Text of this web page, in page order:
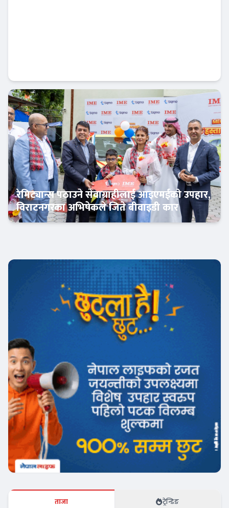
बैंक-वित्त
रेमिट्यान्स पठाउने सेवाग्राहीलाई आइएमईको उपहार,
विराटनगरका अभिषेकले जिते बीवाइडी कार
ताजा ट्रेन्डिङ